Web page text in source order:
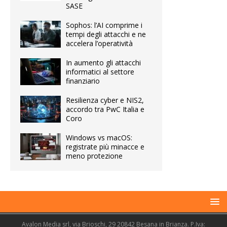
SASE
Sophos: l’AI comprime i
tempi degli attacchi e ne
accelera l’operatività
In aumento gli attacchi
informatici al settore
finanziario
Resilienza cyber e NIS2,
accordo tra PwC Italia e
Coro
Windows vs macOS:
registrate più minacce e
meno protezione
Avalon Media srl, via Brioschi, 29 20842 Besana in Brianza. P.Iva: